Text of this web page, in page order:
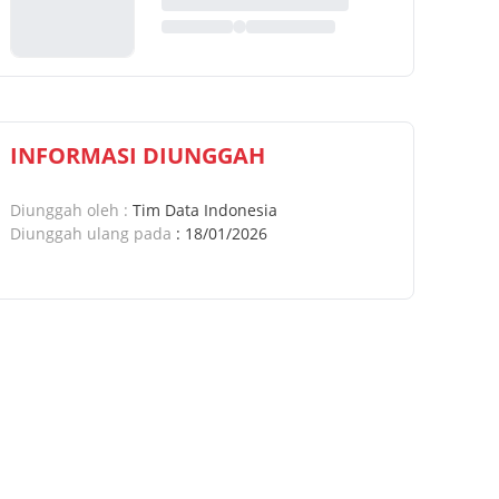
INFORMASI DIUNGGAH
Diunggah oleh : Tim Data Indonesia
Diunggah ulang pada : 18/01/2026